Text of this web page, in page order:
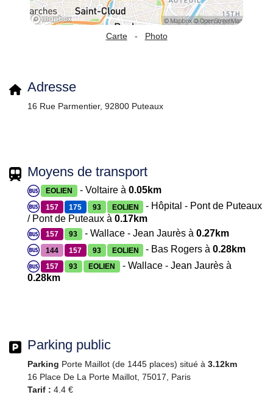
Carte - Photo
Adresse
16 Rue Parmentier, 92800 Puteaux
Moyens de transport
EOLIEN - Voltaire à 0.05km
157 175 93 EOLIEN
- Hôpital - Pont de Puteaux
/ Pont de Puteaux à 0.17km
157 93 - Wallace - Jean Jaurès à0.27km
144 157 93 EOLIEN - Bas Rogers à0.28km
157 93 EOLIEN
- Wallace - Jean Jaurès à
0.28km
Parking public
Parking Porte Maillot (de 1445 places) situé à 3.12km
16 Place De La Porte Maillot, 75017, Paris
Tarif : 4.4 €